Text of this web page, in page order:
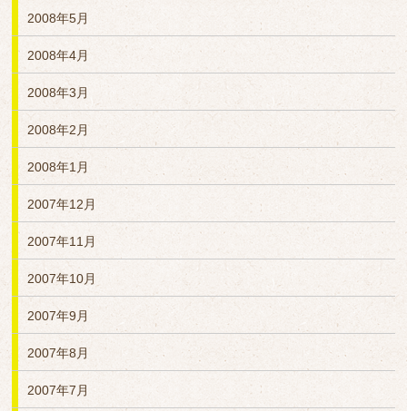
2008年5月
2008年4月
2008年3月
2008年2月
2008年1月
2007年12月
2007年11月
2007年10月
2007年9月
2007年8月
2007年7月